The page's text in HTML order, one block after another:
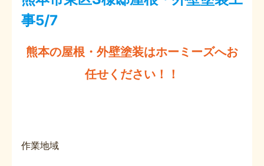
事5/7
熊本の屋根・外壁塗装はホーミーズへお
任せください！！
作業地域